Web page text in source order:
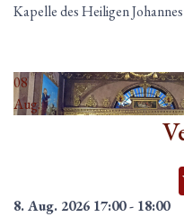
Kapelle des Heiligen
08
Aug.
8. Aug. 2026 17:00- 18:00